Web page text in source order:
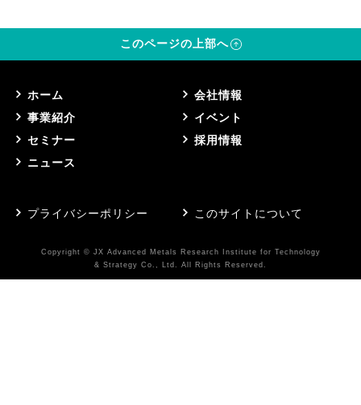
このページの上部へ
ホーム
会社情報
事業紹介
イベント
セミナー
採用情報
ニュース
プライバシーポリシー このサイトについて
Copyright © JX Advanced Metals Research Institute for Technology
& Strategy Co., Ltd. All Rights Reserved.